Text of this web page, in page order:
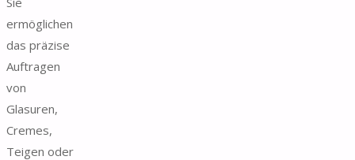
ermöglichen
das präzise
Auftragen
von
Glasuren,
Cremes,
Teigen oder